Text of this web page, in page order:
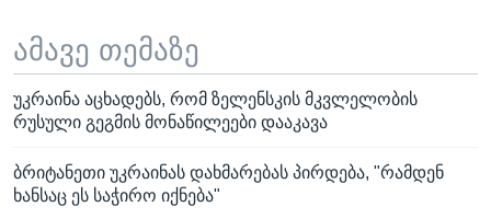
ამავე თემაზე
უკრაინა აცხადებს, რომ ზელენსკის მკვლელობის
რუსული გეგმის მონაწილეები დააკავა
ბრიტანეთი უკრაინას დახმარებას პირდება, "რამდენ
ხანსაც ეს საჭირო იქნება"